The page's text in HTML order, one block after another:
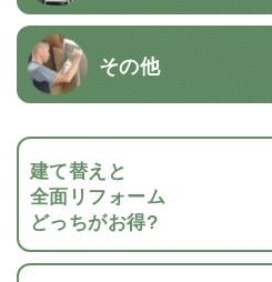
その他
建て替えと
全面リフォーム
どっちがお得?